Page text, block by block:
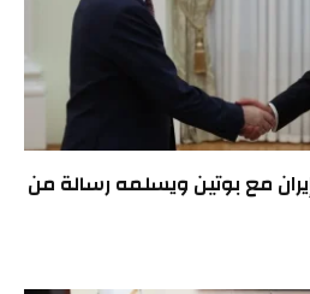
مع بوتين ويسلمه رسالة من